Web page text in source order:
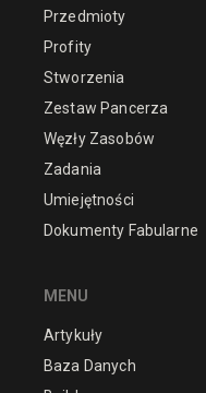
Przedmioty
Profity
Stworzenia
Zestaw Pancerza
Węzły Zasobów
Zadania
Umiejętności
Dokumenty Fabularne
MENU
Artykuły
Baza Danych